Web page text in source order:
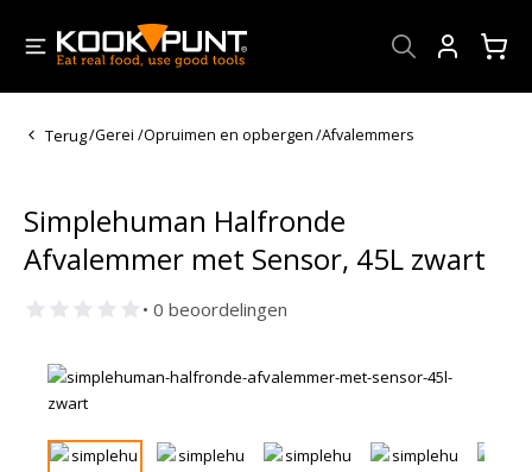
Terug/Gerei /Opruimen en opbergen/Afvalemmers
Simplehuman Halfronde
Afvalemmer met Sensor, 45L zwart
• 0 beoordelingen